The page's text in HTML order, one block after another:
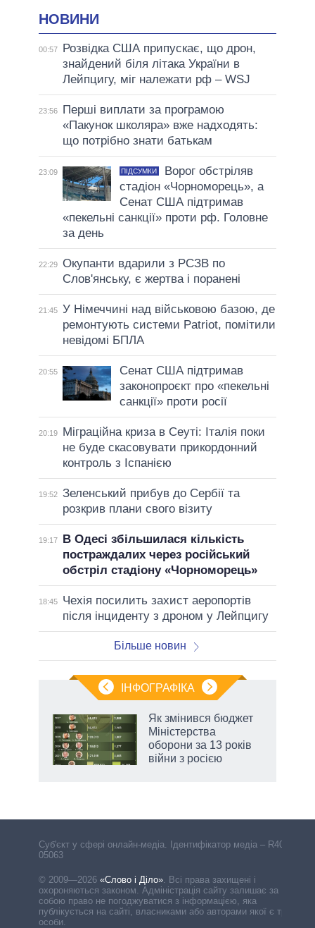
НОВИНИ
00:57
Розвідка США припускає, що дрон,
знайдений біля літака України в
Лейпцигу, міг належати рф – WSJ
23:56
Перші виплати за програмою
«Пакунок школяра» вже надходять:
що потрібно знати батькам
23:09 ПІДСУМКИ
Ворог обстріляв
стадіон «Чорноморець», а
Сенат США підтримав
«пекельні санкції» проти рф. Головне
за день
22:29 Окупанти вдарили з РСЗВ по
Слов'янську, є жертва і поранені
21:45 У Німеччині над військовою базою, де
ремонтують системи Patriot, помітили
невідомі БПЛА
20:55
Сенат США підтримав
законопроєкт про «пекельні
санкції» проти росії
20:19
Міграційна криза в Сеуті: Італія поки
не буде скасовувати прикордонний
контроль з Іспанією
19:52 Зеленський прибув до Сербії та
розкрив плани свого візиту
19:17
В Одесі збільшилася кількість
постраждалих через російський
обстріл стадіону «Чорноморець»
18:45
Чехія посилить захист аеропортів
після інциденту з дроном у Лейпцигу
Більше новин
ІНФОГРАФІКА
Як змінився бюджет
Міністерства
оборони за 13 років
війни з росією
Cуб'єкт у сфері онлайн-медіа. Ідентифікатор медіа – R40-
05063
© 2009—2026 «Слово і Діло» Всі права захищені і
охороняються законом. Адміністрація сайту залишає за
собою право не погоджуватися з інформацією, яка
публікується на сайті, власниками або авторами якої є треті
особи.